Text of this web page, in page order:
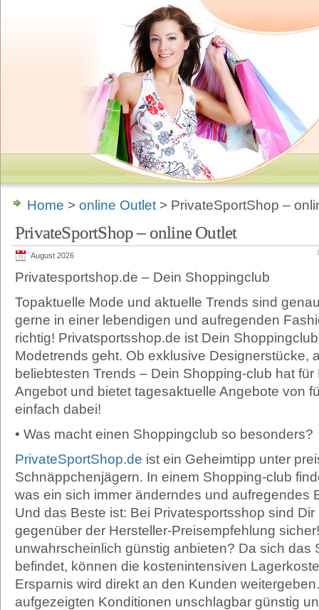
Home > online Outlet > PrivateSportShop –
PrivateSportShop – online Outlet
August 2026
Privatesportshop.de – Dein Shoppingclub
Topaktuelle Mode und aktuelle Trends sind
gerne in einer lebendigen und aufregenden
richtig! Privatsportsshop.de ist Dein
Modetrends geht. Ob exklusive Designerstücke,
beliebtesten Trends – Dein Shopping-club hat
Angebot und bietet tagesaktuelle Angebote von
einfach dabei!
• Was macht einen Shoppingclub so besonders?
PrivateSportShop.de ist ein Geheimtipp unter
Schnäppchenjägern. In einem Shopping-club
was ein sich immer änderndes und aufregendes
Und das Beste ist: Bei Privatesportsshop sind
gegenüber der Hersteller-Preisempfehlung
unwahrscheinlich günstig anbieten? Da sich das
befindet, können die kostenintensiven
Ersparnis wird direkt an den Kunden
aufgezeigten Konditionen unschlagbar günstig